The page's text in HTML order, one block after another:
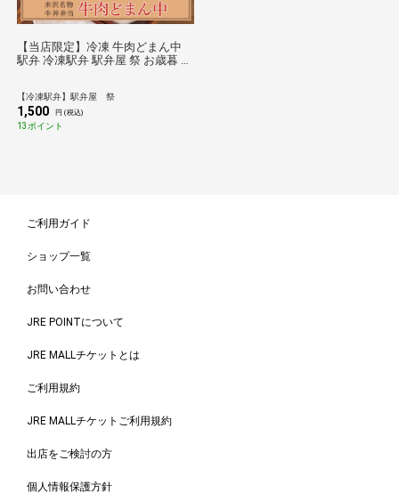
【当店限定】冷凍 牛肉どまん中
駅弁 冷凍駅弁 駅弁屋 祭 お歳暮 お
ト商品含む）とあわせて 6,980円
（税込）以上のご注文で送料無料
【冷凍駅弁】駅弁屋 祭
1,500 円 (税込)
13ポイント
ご利用ガイド
ショップ一覧
お問い合わせ
JRE POINTについて
JRE MALLチケットとは
ご利用規約
JRE MALLチケットご利用規約
出店をご検討の方
個人情報保護方針